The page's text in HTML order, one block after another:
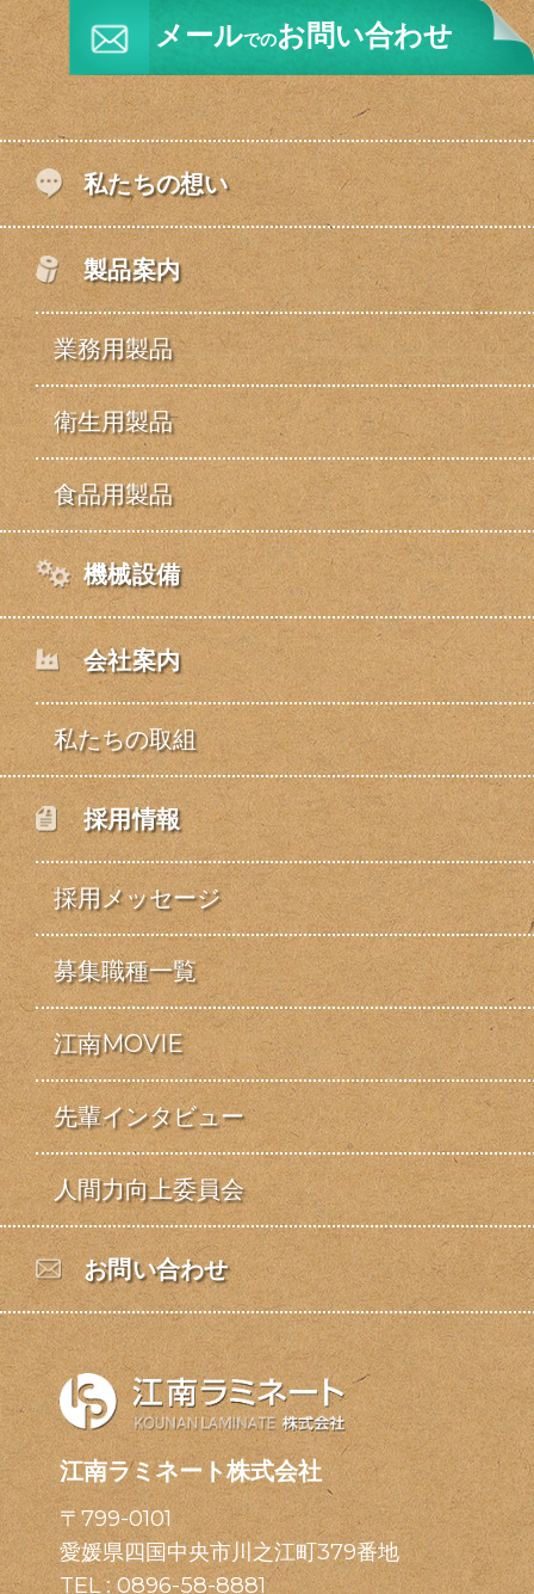
メールでのお問い合わせ
私たちの想い
製品案内
業務用製品
衛生用製品
食品用製品
機械設備
会社案内
私たちの取組
採用情報
採用メッセージ
募集職種一覧
江南MOVIE
先輩インタビュー
人間力向上委員会
お問い合わせ
江南ラミネート株式会社
〒799-0101
愛媛県四国中央市川之江町379番地
TEL :0896-58-8881